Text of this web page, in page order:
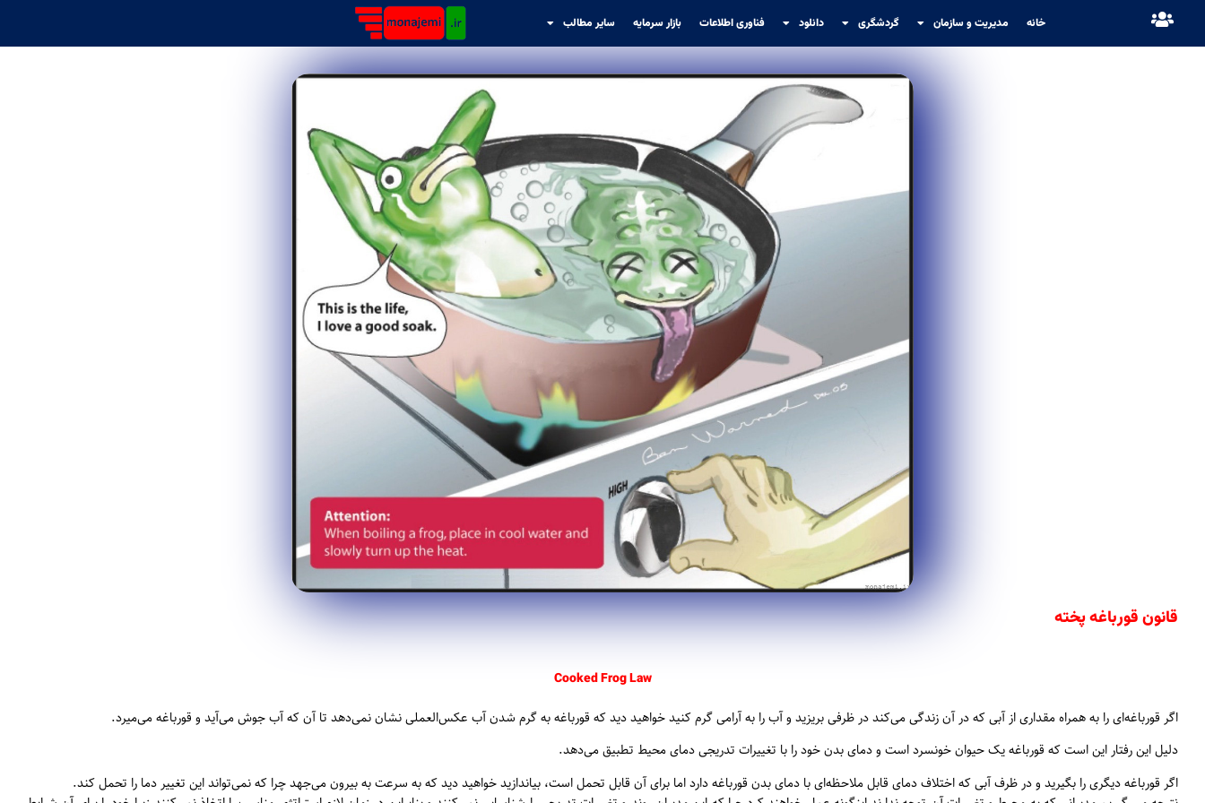
خانه مدیریت و سازمان گردشگری دانلود فناوری اطلاعات بازار سرمایه سایر مطالب
قانون قورباغه پخته
CookedFrog Law
اگر قورباغه‌ای را به همراه مقداری از آبی که در آن زندگی می‌کند در ظرفی بریزید و آب را به آرامی گرم کنید خواهید دید که قورباغه به گرم شدن آب عکس‌العملی نشان نمی‌دهد تا آن که آب جوش می‌آید و قورباغه می‌میرد.
دلیل این رفتار این است که قورباغه یک حیوان خونسرد است و دمای بدن خود را با تغییرات تدریجی دمای محیط تطبیق می‌دهد.
اگر قورباغه دیگری را بگیرید و در ظرف آبی که اختلاف دمای قابل ملاحظه‌ای با دمای بدن قورباغه دارد اما برای آن قابل تحمل است، بیاندازید خواهید دید که به سرعت به بیرون می‌جهد چرا که نمی‌تواند این تغییر دما را تحمل کند.